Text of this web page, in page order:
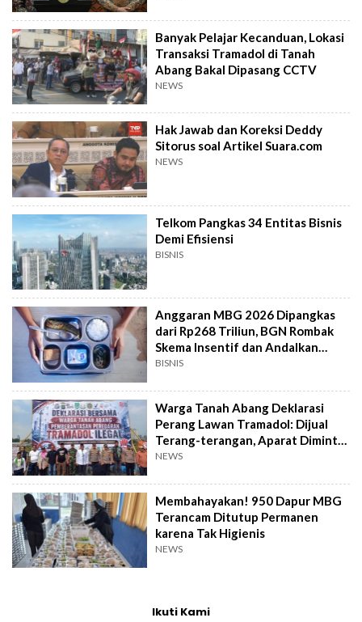
Banyak Pelajar Kecanduan, Lokasi
Transaksi Tramadol di Tanah
Abang Bakal Dipasang CCTV
NEWS
Hak Jawab dan Koreksi Deddy
Sitorus soal Artikel Suara.com
NEWS
Telkom Pangkas 34 Entitas Bisnis
Demi Efisiensi
BISNIS
Anggaran MBG 2026 Dipangkas
dari Rp268 Triliun, BGN Rombak
Skema Insentif dan Andalkan
Bahan Pangan
BISNIS
Warga Tanah Abang Deklarasi
Perang Lawan Tramadol: Dijual
Terang-terangan, Aparat Diminta
Bertindak
NEWS
Membahayakan! 950 Dapur MBG
Terancam Ditutup Permanen
karena Tak Higienis
NEWS
Ikuti Kami